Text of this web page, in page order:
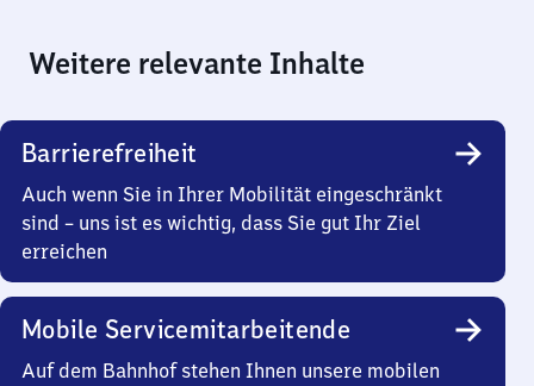
Weitere relevante Inhalte
Barrierefreiheit
Auch wenn Sie in Ihrer Mobilität eingeschränkt
sind – uns ist es wichtig, dass Sie gut Ihr Ziel
erreichen
Mobile Servicemitarbeitende
Auf dem Bahnhof stehen Ihnen unsere mobilen